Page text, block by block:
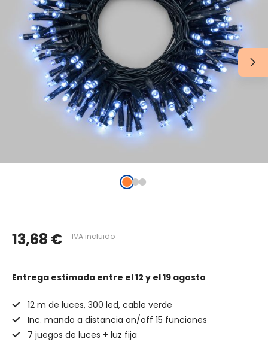
13,68 € IVA incluido
Entrega estimada entre el 12 y el 19 agosto
12 m de luces, 300 led, cable verde
Inc. mando a distancia on/off 15 funciones
7 juegos de luces + luz fija